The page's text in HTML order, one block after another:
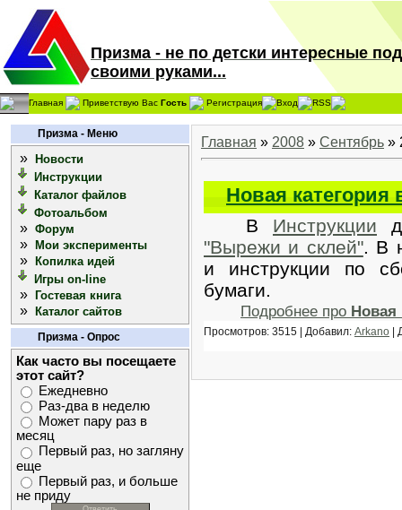
Призма - не по детски интересные
своими руками...
Главная Приветствую Вас Гость Регистрация Вход RSS
Призма - Меню
»
Новости
Инструкции
Каталог файлов
Фотоальбом
» Форум
» Мои эксперименты
»
Копилка идей
Игры on-line
» Гостевая книга
» Каталог сайтов
Призма - Опрос
Как часто вы посещаете
этот сайт?
Ежедневно
Раз-два в неделю
Может пару раз в
месяц
Первый раз, но загляну
еще
Первый раз, и больше
не приду
Главная » 2008 » Сентябрь »
Новая категория
В Инструкции
"Вырежи и склей". В
и инструкции по
бумаги.
Подробнее про Новая
Просмотров: 3515 | Добавил: Arkano |